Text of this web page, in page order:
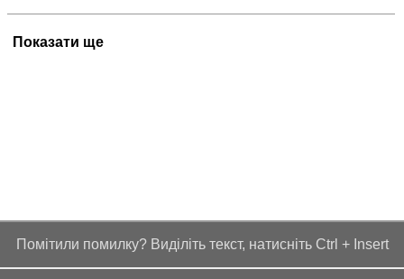
Показати ще
Помітили помилку? Виділіть текст, натисніть Ctrl + Insert